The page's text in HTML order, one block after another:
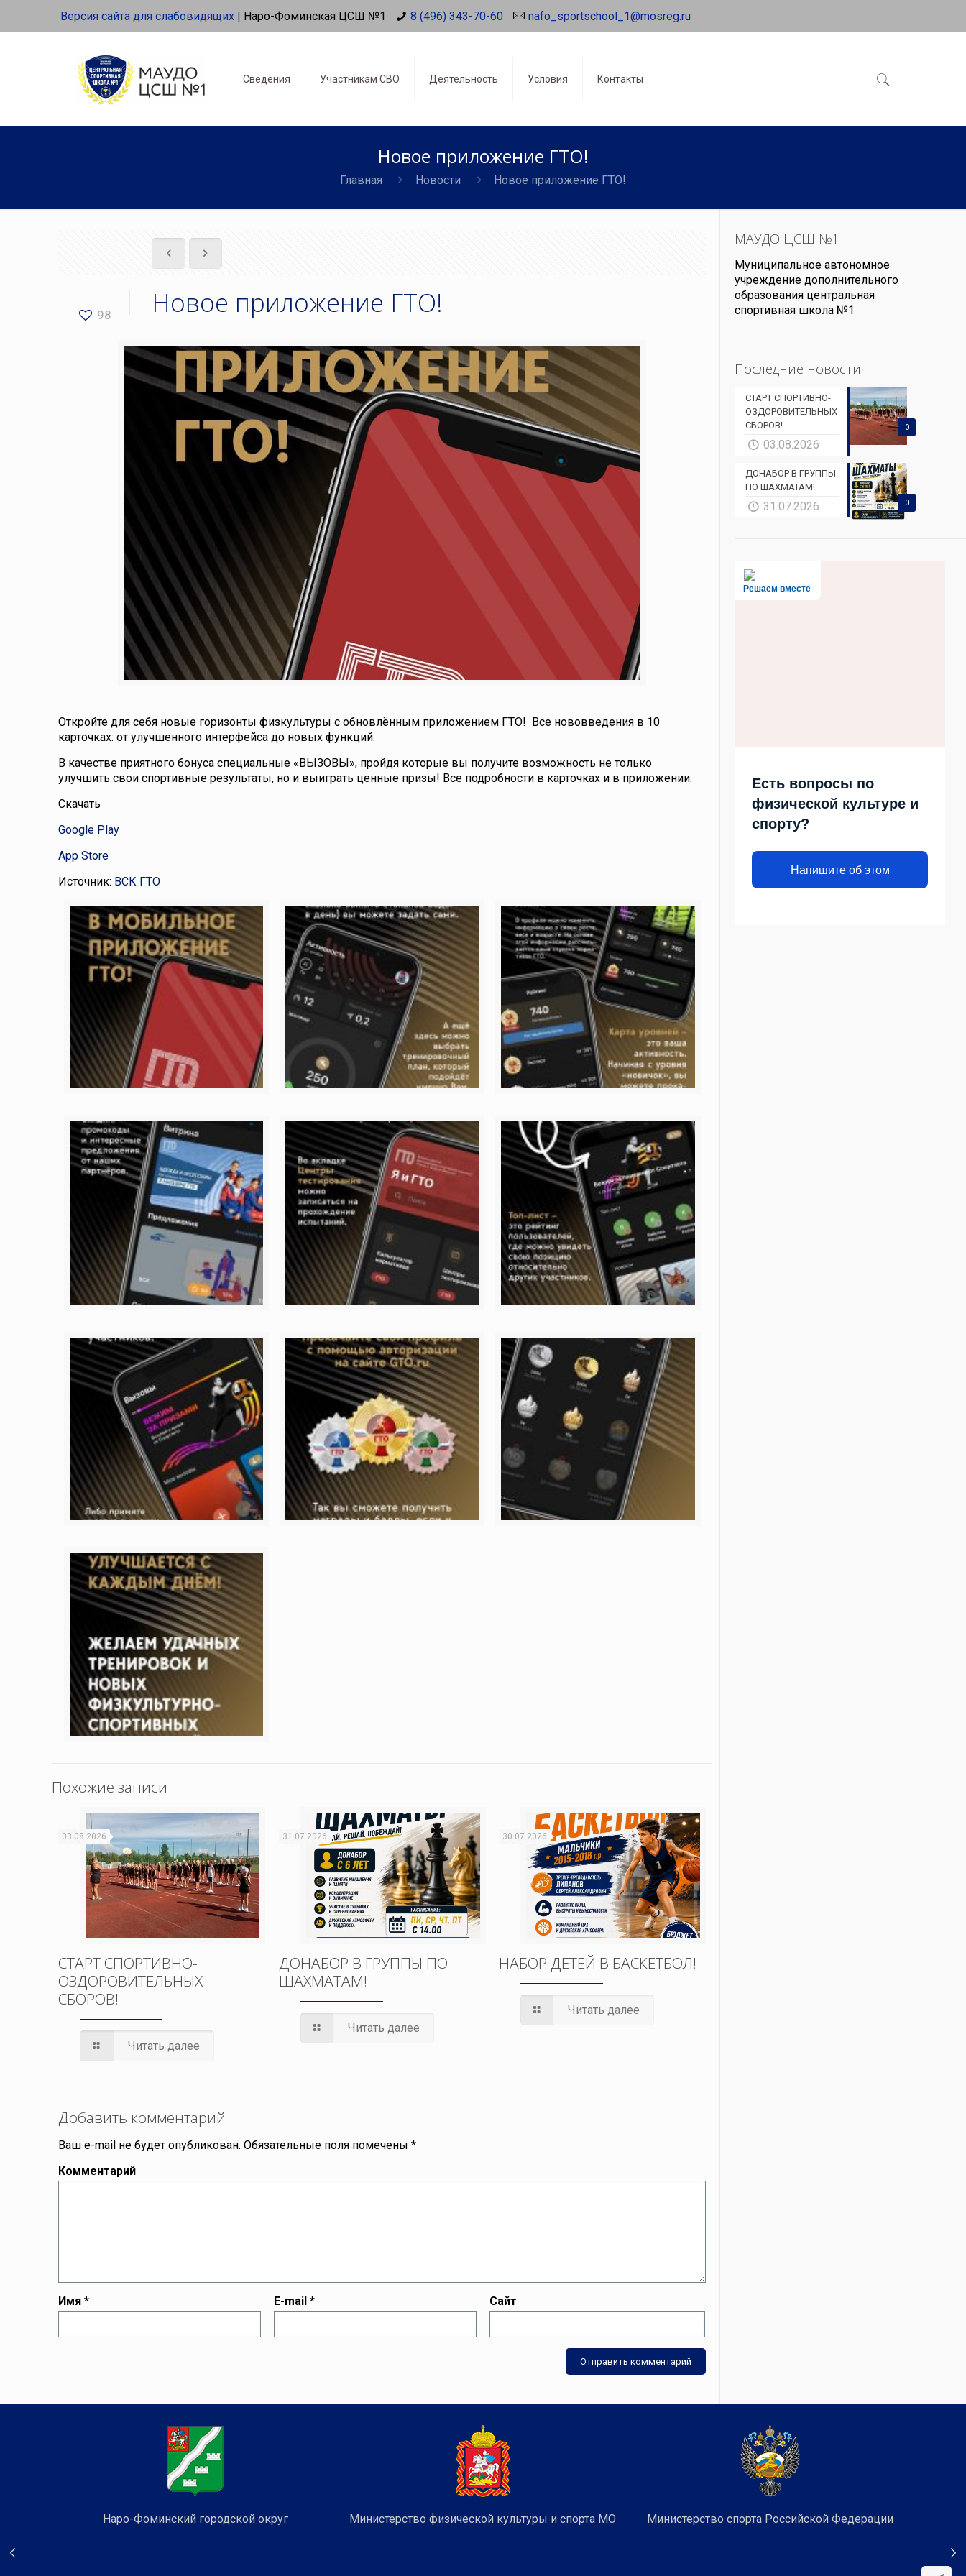
Версия сайта для слабовидящих | Наро-Фоминская ЦСШ №1 8 (496) 343-70-60 nafo_sportschool_1@mosreg.ru
Сведения Участникам СВО Деятельность Условия Контакты
Новое приложение ГТО!
Главная Новости Новое приложение ГТО!
98 Новое приложение ГТО!
Откройте для себя новые горизонты физкультуры с обновлённым приложением ГТО! Все нововведения в 10
карточках: от улучшенного интерфейса до новых функций.
В качестве приятного бонуса специальные «ВЫЗОВЫ», пройдя которые вы получите возможность не только
улучшить свои спортивные результаты, но и выиграть ценные призы! Все подробности в карточках и в приложении.
Скачать
Google Play
App Store
Источник: ВСК ГТО
Похожие записи
03.08.2026
СТАРТ СПОРТИВНО-
ОЗДОРОВИТЕЛЬНЫХ
СБОРОВ!
Читать далее
31.07.2026
ДОНАБОР В ГРУППЫ ПО
ШАХМАТАМ!
Читать далее
30.07.2026
НАБОР ДЕТЕЙ В БАСКЕТБОЛ!
Читать далее
Добавить комментарий
Ваш e-mail не будет опубликован. Обязательные поля помечены*
Комментарий
Имя* E-mail* Сайт
МАУДО ЦСШ №1
Муниципальное автономное
учреждение дополнительного
образования центральная
спортивная школа №1
Последние новости
0
СТАРТ СПОРТИВНО-
ОЗДОРОВИТЕЛЬНЫХ
СБОРОВ!
03.08.2026
0
ДОНАБОР В ГРУППЫ
ПО ШАХМАТАМ!
31.07.2026
Решаем вместе
Есть вопросы по
физической культуре и
спорту?
Напишите об этом
Наро-Фоминский городской округ Министерство физической культуры и спорта МО Министерство спорта Российской Федерации